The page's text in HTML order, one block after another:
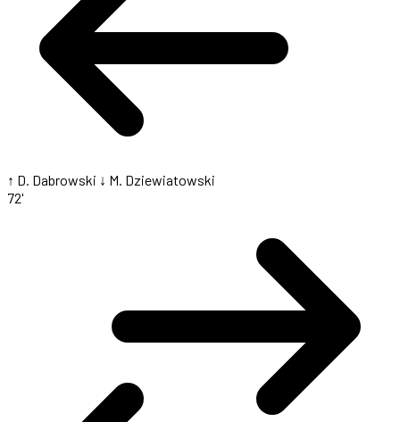
↑ D. Dabrowski ↓ M. Dziewiatowski
72'